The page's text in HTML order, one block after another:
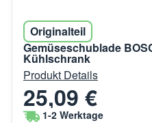
Originalteil
Gemüseschublade
Kühlschrank
Produkt Details
25,09 €
1-2 Werktage